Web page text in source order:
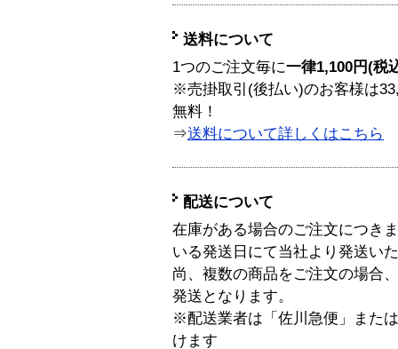
送料について
1つのご注文毎に一律1,100円(税
※売掛取引(後払い)のお客様は
無料！
⇒送料について詳しくはこちら
配送について
在庫がある場合のご注文につき
いる発送日にて当社より発送い
尚、複数の商品をご注文の場合
発送となります。
※配送業者は「佐川急便」また
けます